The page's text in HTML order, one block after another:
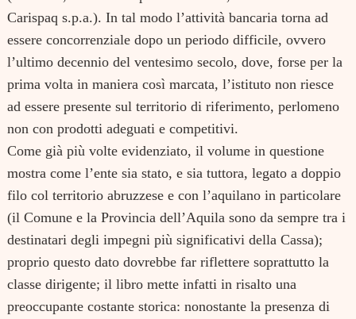
Carispaq s.p.a.). In tal modo l’attività bancaria torna ad
essere concorrenziale dopo un periodo difficile, ovvero
l’ultimo decennio del ventesimo secolo, dove, forse per la
prima volta in maniera così marcata, l’istituto non riesce
ad essere presente sul territorio di riferimento, perlomeno
non con prodotti adeguati e competitivi.
Come già più volte evidenziato, il volume in questione
mostra come l’ente sia stato, e sia tuttora, legato a doppio
filo col territorio abruzzese e con l’aquilano in particolare
(il Comune e la Provincia dell’Aquila sono da sempre tra i
destinatari degli impegni più significativi della Cassa);
proprio questo dato dovrebbe far riflettere soprattutto la
classe dirigente; il libro mette infatti in risalto una
preoccupante costante storica: nonostante la presenza di